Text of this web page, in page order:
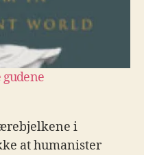
gudene
i
at humanister